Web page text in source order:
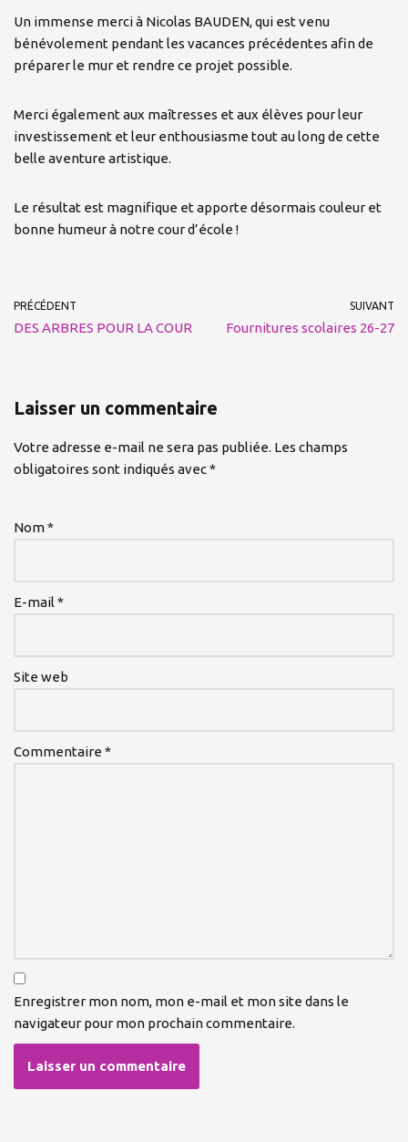
Un immense merci à Nicolas BAUDEN, qui est venu
bénévolement pendant les vacances précédentes afin de
préparer le mur et rendre ce projet possible.
Merci également aux maîtresses et aux élèves pour leur
investissement et leur enthousiasme tout au long de cette
belle aventure artistique.
Le résultat est magnifique et apporte désormais couleur et
bonne humeur à notre cour d’école !
PRÉCÉDENT
DES ARBRES POUR LA COUR
SUIVANT
Fournitures scolaires 26-27
Laisser un commentaire
Votre adresse e-mail ne sera pas publiée. Les champs
obligatoires sont indiqués avec*
Nom*
E-mail *
Site web
Commentaire *
Enregistrer mon nom, mon e-mail et mon site dans le
navigateur pour mon prochain commentaire.